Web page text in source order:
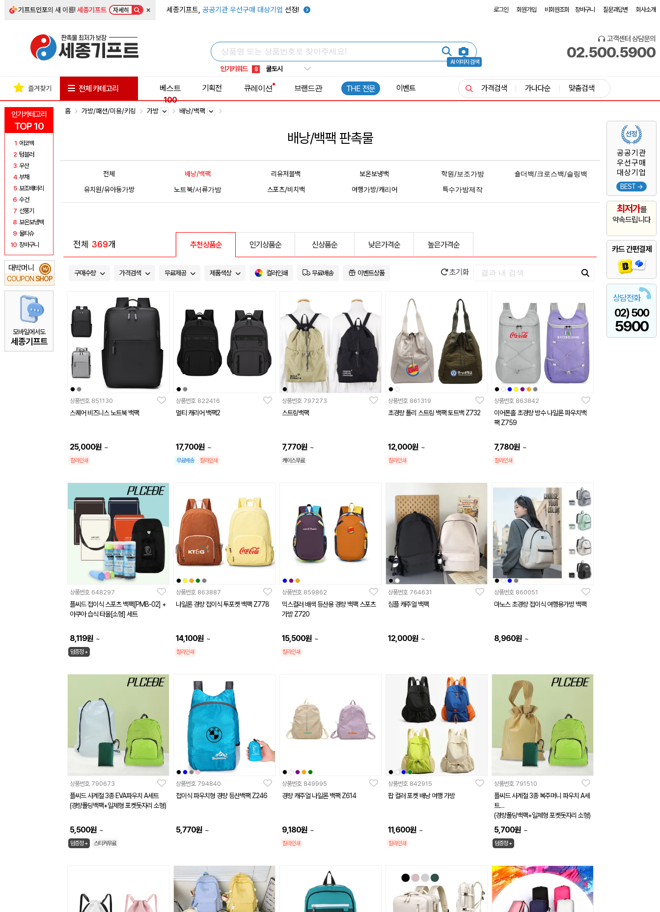
기프트인포의 새 이름!세종기프트 자세히 × 세종기프트, 공공기관 우선구매 대상기업 선정! 로그인 회원가입 비회원조회 장바구니 질문과답변 회사소개
AI 이미지 검색
인기키워드
키캡
8 쿨토시
9 넥쿨러
10 타포린가방
1
고객센터 상담문의
02.500.5900
인기카테고리
TOP 10
1 에코백
2 텀블러
3 우산
4 부채
5 보조배터리
6 수건
7 선풍기
8 보온보냉백
9 물티슈
10 장바구니
대박머니
COUPON SHOP
₩
모바일에서도
세종기프트
공공기관
우선구매
대상기업
BEST →
최저가를
약속드립니다
카드 간편결제
상담전화
02) 500
5900
즐겨찾기 전체 카테고리
베스트
100
기획전 큐레이션 브랜드관 THE 전문 이벤트 가격검색 가나다순 맞춤검색
홈 가방/패션/미용/키링 가방 배낭/백팩
배낭/백팩 판촉물
전체 배낭/백팩 리유저블백 보온보냉백 학원/보조가방
숄더백/크로스백/슬링백
유치원/유아동가방
노트북/서류가방 스포츠/비치백 여행가방/캐리어 특수가방제작
전체 369개 추천상품순 인기상품순 신상품순 낮은가격순 높은가격순
구매수량 가격검색 무료제공 제품색상 컬러인쇄 무료배송 이벤트상품 초기화
상품번호 851130
스퀘어 비즈니스 노트북 백팩
25,000원 ~
칼라인쇄
상품번호 822416
멀티 캐리어 백팩2
17,700원 ~
무료배송 칼라인쇄
상품번호 797273
스트링백팩
7,770원 ~
케이스무료
상품번호 861319
초경량 폴리 스트링 백팩 토트백 Z732
12,000원 ~
칼라인쇄
상품번호 863842
이어폰홀 초경량 방수 나일론 파우치백
팩 Z759
7,780원 ~
칼라인쇄
상품번호 648297
플씨드 접이식 스포츠 백팩[PMB-02] +
아쿠아 습식 타올[소형] 세트
8,119원 ~
덤증정 +
상품번호 863887
나일론 경량 접이식 투포켓 백팩 Z778
14,100원 ~
칼라인쇄
상품번호 859862
믹스컬러 배색 등산용 경량 백팩 스포츠
가방 Z720
15,500원 ~
칼라인쇄
상품번호 764631
심플 캐주얼 백팩
12,000원 ~
상품번호 860051
마노스 초경량 접이식 여행용가방 백팩
8,960원 ~
상품번호 790673
플씨드 사계절 3종 EVA파우치 A세트
(경량폴딩백팩+일체형 포켓돗자리 소형)
5,500원 ~
덤증정 + 스티커무료
상품번호 794840
접이식 파우치형 경량 등산백팩 Z246
5,770원 ~
상품번호 849995
경량 캐주얼 나일론 백팩 Z614
9,180원 ~
칼라인쇄
상품번호 842915
팝 컬러 포켓 배낭 여행 가방
11,600원 ~
칼라인쇄
상품번호 791510
플씨드 사계절 3종 복주머니 파우치 A세
트
(경량폴딩백팩+일체형 포켓돗자리 소형)
5,700원 ~
덤증정 +